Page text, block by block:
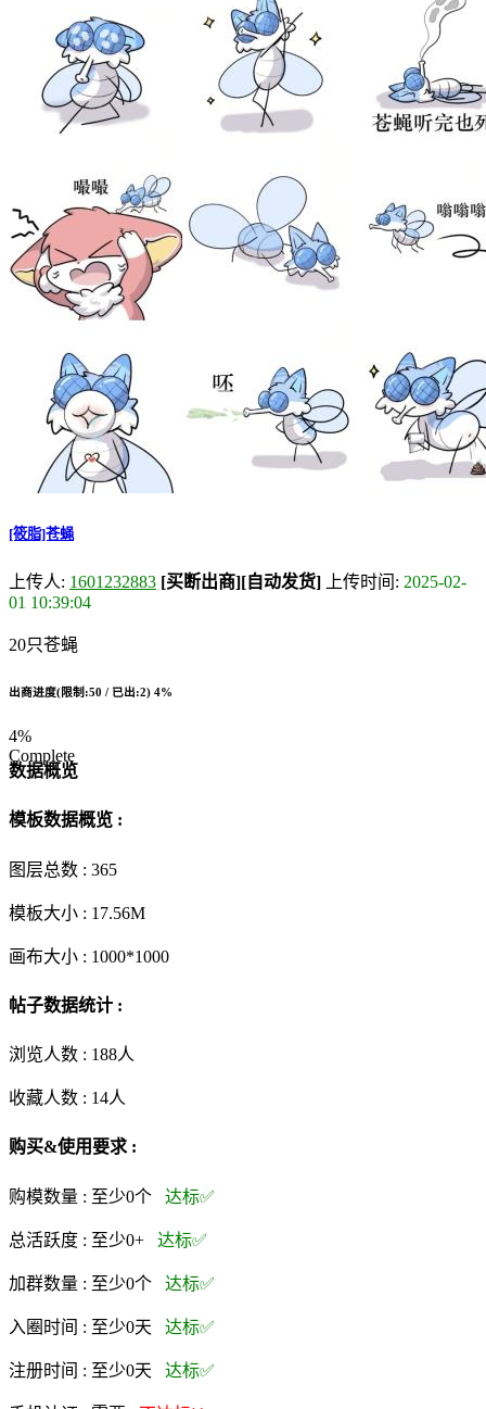
[筱脂]苍蝇
上传人: 1601232883 [买断出商][自动发货] 上传时间: 2025-02-
01 10:39:04
20只苍蝇
出商进度(限制:50 / 已出:2) 4%
4%
Complete
数据概览
模板数据概览 :
图层总数 : 365
模板大小 : 17.56M
画布大小 : 1000*1000
帖子数据统计 :
浏览人数 : 188人
收藏人数 : 14人
购买&使用要求 :
购模数量 : 至少0个 达标✅
总活跃度 : 至少0+ 达标✅
加群数量 : 至少0个 达标✅
入圈时间 : 至少0天 达标✅
注册时间 : 至少0天 达标✅